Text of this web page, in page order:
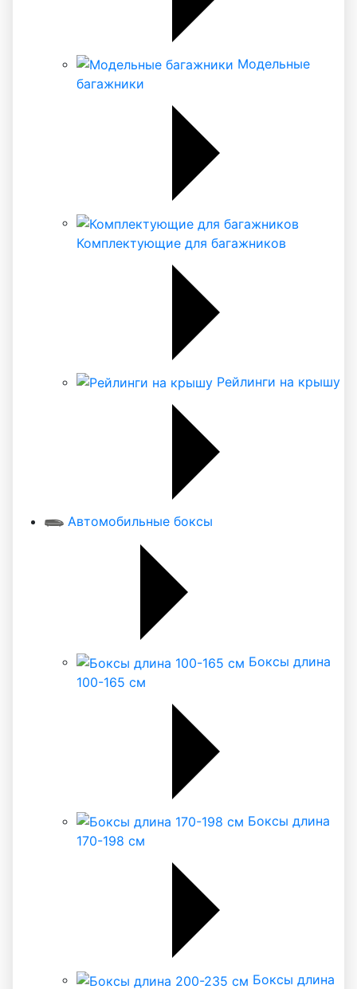
Модельные
багажники
Комплектующие для багажников
Рейлинги на крышу
Автомобильные боксы
Боксы длина
100-165 см
Боксы длина
170-198 см
Боксы длина